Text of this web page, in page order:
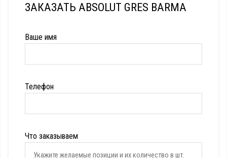
ЗАКАЗАТЬ ABSOLUT GRES BARMA
Ваше имя
Телефон
Что заказываем